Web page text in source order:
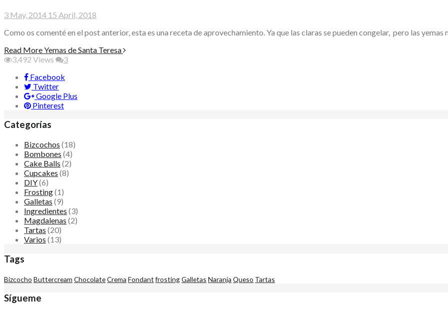
3 May, 2014 15 April, 2018
Como os comenté en el post anterior, esta es una receta de aprovechamiento. Ya que las claras se pueden congelar, pero las yemas
Read MoreYemas de Santa Teresa
3,492 Views
3
Facebook
Twitter
Google Plus
Pinterest
Categorías
Bizcochos (18)
Bombones (4)
Cake Balls (2)
Cupcakes (8)
DIY(6)
Frosting(1)
Galletas (9)
Ingredientes (3)
Magdalenas (2)
Tartas (20)
Varios (13)
Tags
Bizcocho Buttercream ChocolateCrema Fondant frostingGalletas Naranja Queso Tartas
Sígueme